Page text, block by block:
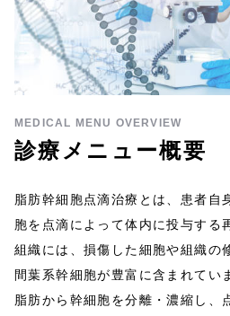
MEDICAL MENU OVERVIEW
診療メニュー概要
脂肪幹細胞点滴治療とは、患者自
胞を点滴によって体内に投与する
組織には、損傷した細胞や組織の
間葉系幹細胞が豊富に含まれてい
脂肪から幹細胞を分離・濃縮し、